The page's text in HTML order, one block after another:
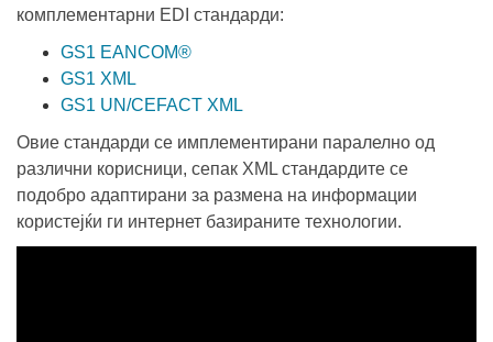
комплементарни EDI стандарди:
GS1 EANCOM®
GS1 XML
GS1 UN/CEFACT XML
Овие стандарди се имплементирани паралелно од
различни корисници, сепак XML стандардите се
подобро адаптирани за размена на информации
користејќи ги интернет базираните технологии.